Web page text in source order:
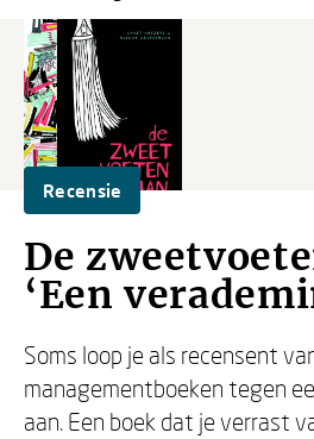
Recensie
De
‘Een
Soms loop je als recensent
managementboeken tegen
aan. Een boek dat je verrast